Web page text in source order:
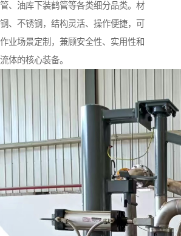
、油库下装鹤管等各类细分品类。材
、不锈钢，结构灵活、操作便捷，可
业场景定制，兼顾安全性、实用性和
体的核心装备。